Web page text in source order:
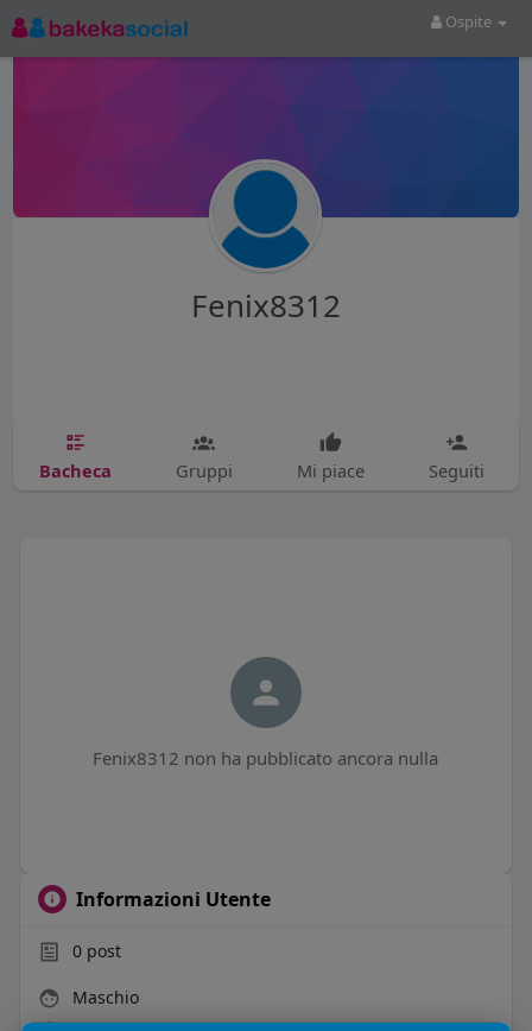
Ospite
Fenix8312
Bacheca Gruppi Mi piace Seguiti
Fenix8312 non ha pubblicato ancora nulla
Informazioni Utente
0post
Maschio